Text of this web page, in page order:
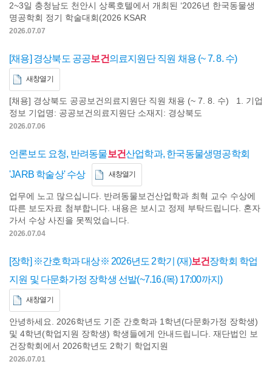
2~3일 충청남도 천안시 상록호텔에서 개최된 ‘2026년 한국동물생
명공학회 정기 학술대회(2026 KSAR
2026.07.07
[채용] 경상북도 공공보건의료지원단 직원 채용 (~ 7. 8. 수)
새창열기
[채용] 경상북도 공공보건의료지원단 직원 채용 (~ 7. 8. 수) 1. 기업
정보 기업명: 공공보건의료지원단 소재지: 경상북도
2026.07.06
언론보도 요청, 반려동물보건산업학과, 한국동물생명공학회
'JARB 학술상' 수상
새창열기
업무에 노고 많으십니다. 반려동물보건산업학과 최혁 교수 수상에
따른 보도자료 첨부합니다. 내용은 보시고 정제 부탁드립니다. 혼자
가서 수상 사진을 못찍었습니다.
2026.07.04
[장학] ※간호학과 대상※ 2026년도 2학기 (재)보건장학회 학업
지원 및 다문화가정 장학생 선발(~7.16.(목) 17:00까지)
새창열기
안녕하세요. 2026학년도 기준 간호학과 1학년(다문화가정 장학생)
및 4학년(학업지원 장학생) 학생들에게 안내드립니다. 재단법인 보
건장학회에서 2026학년도 2학기 학업지원
2026.07.01